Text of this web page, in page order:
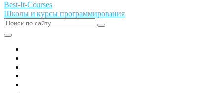
Best-It-Courses
Школы и курсы программирования